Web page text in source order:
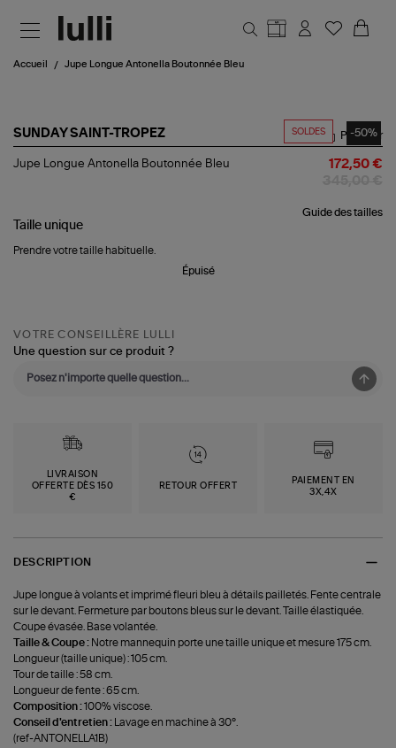
Accueil Jupe Longue Antonella Boutonnée Bleu
SOLDES -50%
SUNDAY SAINT-TROPEZ
Jupe
Bleu
Partager
Jupe Longue Antonella Boutonnée Bleu 172,50 €
Guide des tailles
Taille unique
Prendre votre taille habituelle.
Épuisé
VOTRE CONSEILLÈRE LULLI
Une question sur ce produit ?
LIVRAISON
OFFERTE DÈS 150
€
RETOUR OFFERT
PAIEMENT EN
3X,4X
DESCRIPTION
Jupe longue à volants et imprimé fleuri bleu à détails pailletés. Fente centrale
sur le devant. Fermeture par boutons bleus sur le devant. Taille élastiquée.
Coupe évasée. Base volantée.
Taille & Coupe : Notre mannequin porte une taille unique et mesure 175 cm.
Longueur (taille unique) : 105 cm.
Tour de taille : 58 cm.
Longueur de fente : 65 cm.
Composition :100% viscose.
Conseil d'entretien :
Lavage en machine à 30°.
(ref-ANTONELLA1B)